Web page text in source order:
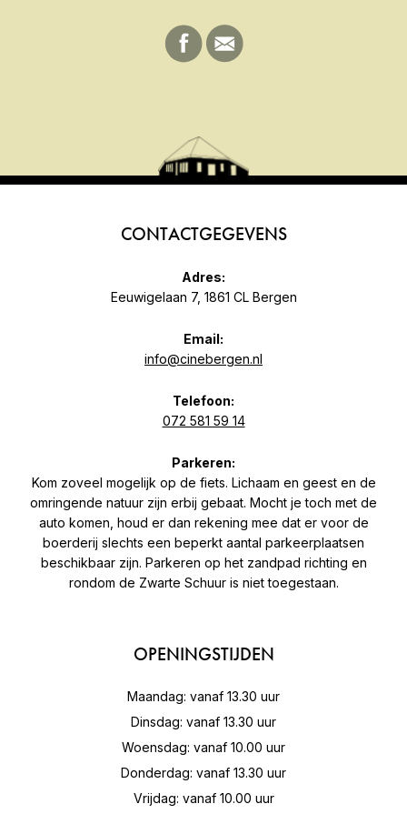
CONTACTGEGEVENS
Adres:
Eeuwigelaan 7, 1861 CL Bergen
Email:
info@cinebergen.nl
Telefoon:
072 581 59 14
Parkeren:
Kom zoveel mogelijk op de fiets. Lichaam en geest en de
omringende natuur zijn erbij gebaat. Mocht je toch met de
auto komen, houd er dan rekening mee dat er voor de
boerderij slechts een beperkt aantal parkeerplaatsen
beschikbaar zijn. Parkeren op het zandpad richting en
rondom de Zwarte Schuur is niet toegestaan.
OPENINGSTIJDEN
Maandag: vanaf 13.30 uur
Dinsdag: vanaf 13.30 uur
Woensdag: vanaf 10.00 uur
Donderdag: vanaf 13.30 uur
Vrijdag: vanaf 10.00 uur